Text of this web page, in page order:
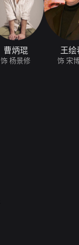
曹炳琨
饰 杨景修
王绘
饰 宋